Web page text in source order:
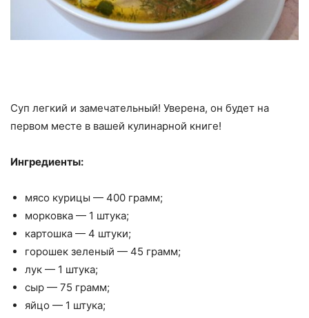
Суп легкий и замечательный! Уверена, он будет на
первом месте в вашей кулинарной книге!
Ингредиенты:
мясо курицы — 400 грамм;
морковка — 1 штука;
картошка — 4 штуки;
горошек зеленый — 45 грамм;
лук — 1 штука;
сыр — 75 грамм;
яйцо — 1 штука;